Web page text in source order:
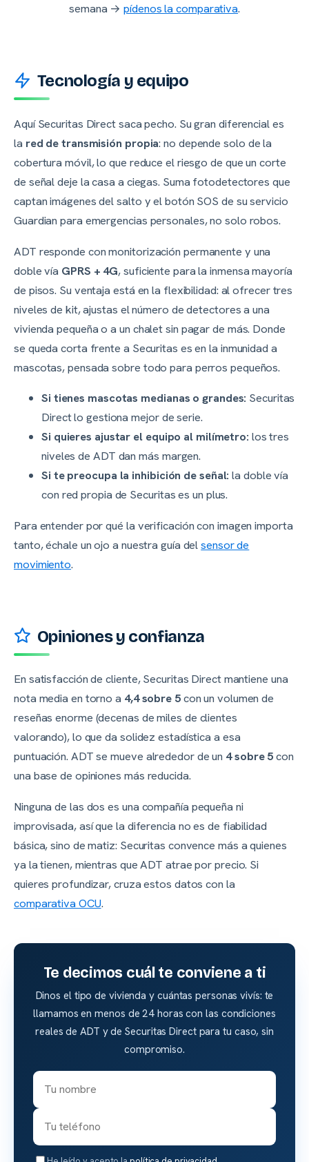
semana →pídenos la comparativa.
Tecnología y equipo
Aquí Securitas Direct saca pecho. Su gran diferencial es
la red de transmisión propia: no depende solo de la
cobertura móvil, lo que reduce el riesgo de que un corte
de señal deje la casa a ciegas. Suma fotodetectores que
captan imágenes del salto y el botón SOS de su servicio
Guardian para emergencias personales, no solo robos.
ADT responde con monitorización permanente y una
doble vía GPRS + 4G, suficiente para la inmensa mayoría
de pisos. Su ventaja está en la flexibilidad: al ofrecer tres
niveles de kit, ajustas el número de detectores a una
vivienda pequeña o a un chalet sin pagar de más. Donde
se queda corta frente a Securitas es en la inmunidad a
mascotas, pensada sobre todo para perros pequeños.
Si tienes mascotas medianas o grandes: Securitas
Direct lo gestiona mejor de serie.
Si quieres ajustar el equipo al milímetro: los tres
niveles de ADT dan más margen.
Si te preocupa la inhibición de señal: la doble vía
con red propia de Securitas es un plus.
Para entender por qué la verificación con imagen importa
tanto, échale un ojo a nuestra guía delsensor de
movimiento.
Opiniones y confianza
En satisfacción de cliente, Securitas Direct mantiene una
nota media en torno a 4,4 sobre 5con un volumen de
reseñas enorme (decenas de miles de clientes
valorando), lo que da solidez estadística a esa
puntuación. ADT se mueve alrededor de un 4 sobre 5con
una base de opiniones más reducida.
Ninguna de las dos es una compañía pequeña ni
improvisada, así que la diferencia no es de fiabilidad
básica, sino de matiz: Securitas convence más a quienes
ya la tienen, mientras que ADT atrae por precio. Si
quieres profundizar, cruza estos datos con la
comparativa OCU.
Te decimos cuál te conviene a ti
Dinos el tipo de vivienda y cuántas personas vivís: te
llamamos en menos de 24 horas con las condiciones
reales de ADT y de Securitas Direct para tu caso, sin
compromiso.